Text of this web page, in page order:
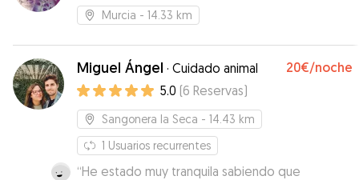
trabajoMurcia - 14.33 km
Miguel Ángel · Cuidado animal 20€/noche
5.0 (6 Reservas)
Sangonera la Seca - 14.43 km
1 Usuarios recurrentes
“He estado muy tranquila sabiendo que